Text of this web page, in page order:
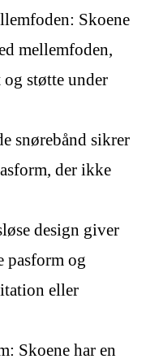
Skoene
mellemfoden,
støtte under
snørebånd sikrer
der ikke
design giver
pasform og
eller
Skoene har en